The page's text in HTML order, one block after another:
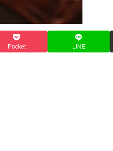
Pocket LINE